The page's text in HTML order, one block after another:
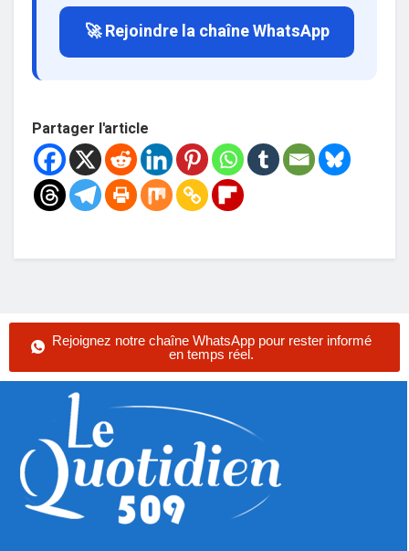
🚀 Rejoindre la chaîne WhatsApp
Partager l'article
Rejoignez notre chaîne WhatsApp pour rester informé
en temps réel.